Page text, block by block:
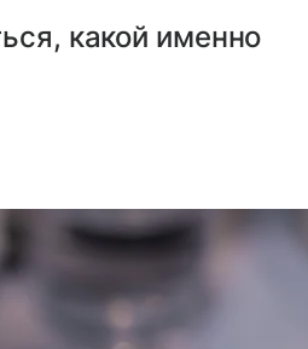
какой именно